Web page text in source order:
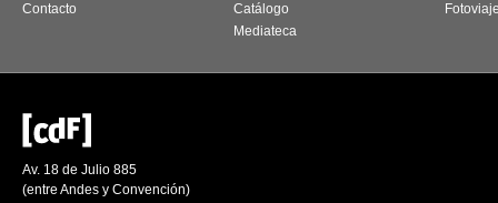
Contacto
Catálogo
Mediateca
Av. 18 de Julio 885
(entre Andes y Convención)